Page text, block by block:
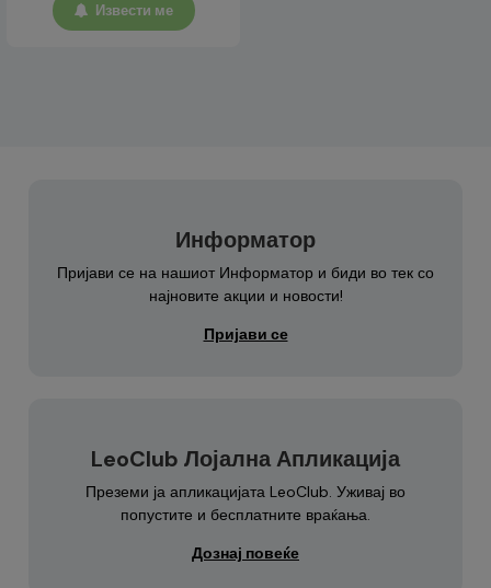
Извести ме
Информатор
Пријави се на нашиот Информатор и биди во тек со
најновите акции и новости!
Пријави се
LeoClub Лојална Апликација
Преземи ја апликацијата LeoClub. Уживај во
попустите и бесплатните враќања.
Дознај повеќе